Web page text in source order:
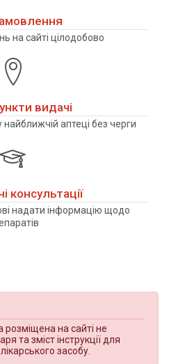
на сайті цілодобово
видачі
аптеці без черги
консультації
надати інформацію щодо
розміщена на сайті не
та зміст інструкції для
засобу.